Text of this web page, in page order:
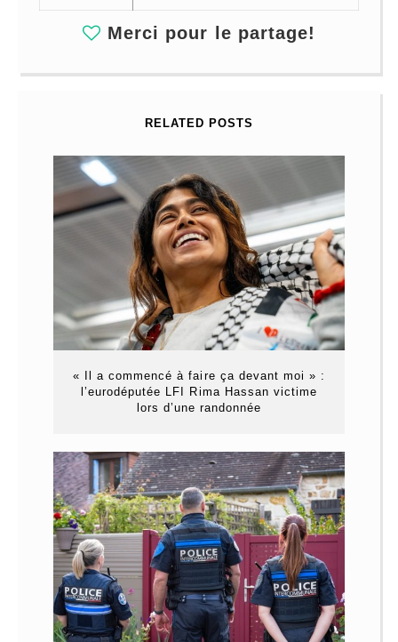
Merci pour le partage!
RELATED POSTS
« Il a commencé à faire ça devant moi » :
l’eurodéputée LFI Rima Hassan victime
lors d’une randonnée